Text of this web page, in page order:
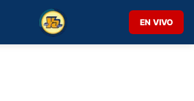
EN VIVO